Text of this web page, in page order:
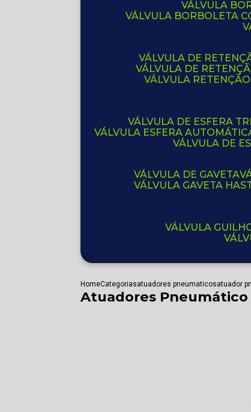
VÁLVULA
VÁLVULA BORBOLETA
VÁLVULA DE
VÁLVULA DE
VÁLVULA
VÁLVULA DE ESFERA
VÁLVULA ESFERA
VÁLVULA DE
VÁLVULA DE GAVETA
VÁLVULA GAVETA
VÁLVULA
HomeCategoriasatuadores pneumaticosatuador
Atuadores Pneumático